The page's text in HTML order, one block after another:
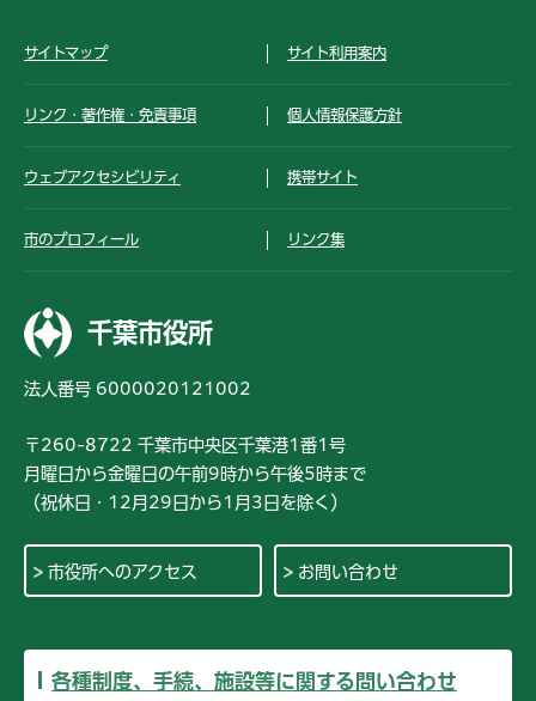
サイトマップ サイト利用案内
リンク・著作権・免責事項 個人情報保護方針
ウェブアクセシビリティ 携帯サイト
市のプロフィール リンク集
千葉市役所
法人番号 6000020121002
〒260-8722 千葉市中央区千葉港1番1号
月曜日から金曜日の午前9時から午後5時まで
（祝休日・12月29日から1月3日を除く）
市役所へのアクセス お問い合わせ
各種制度、手続、施設等に関する問い合わせ